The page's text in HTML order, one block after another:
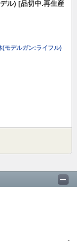
ル) [品切中.再生産
(モデルガン:ライフル)